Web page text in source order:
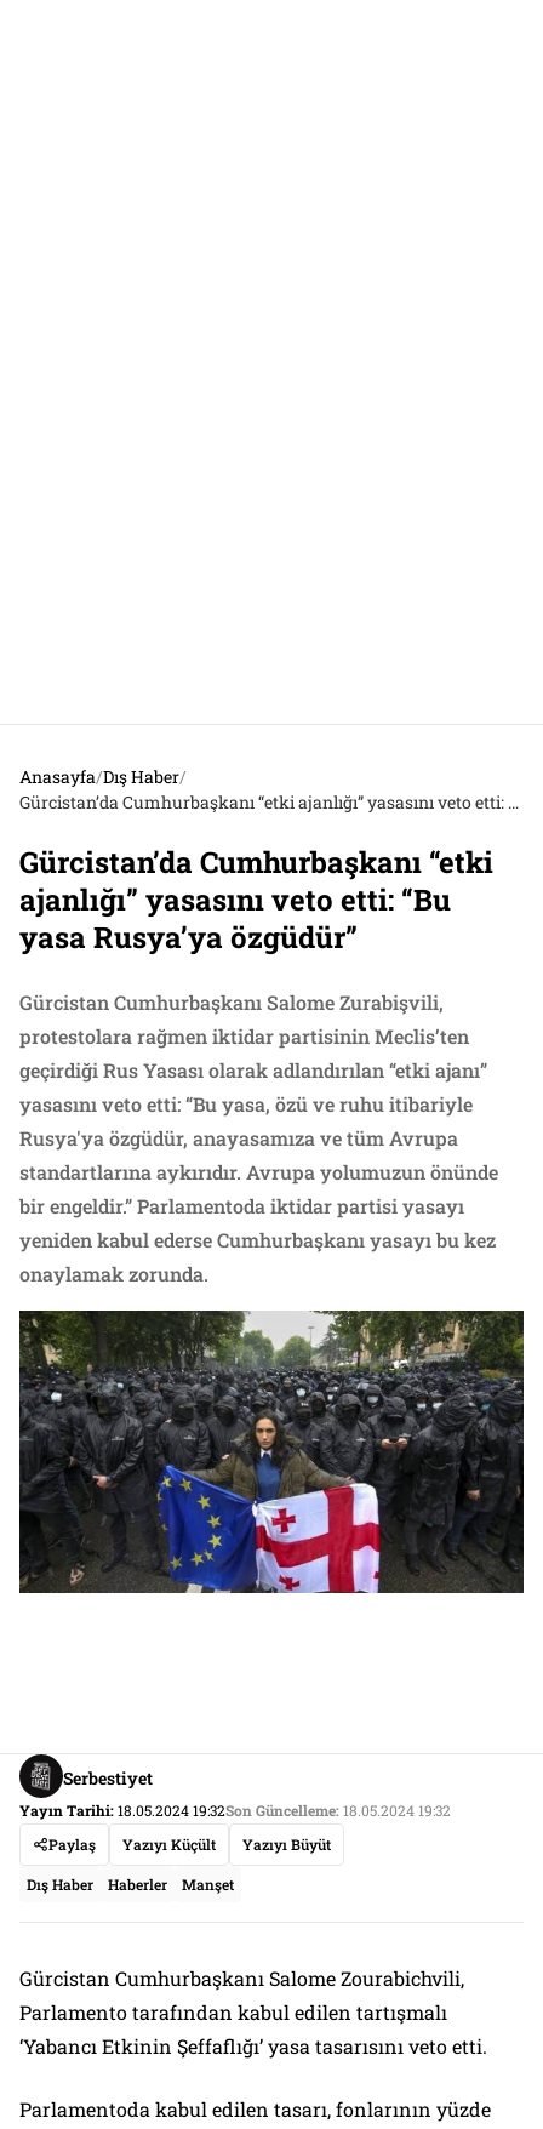
Anasayfa/Dış Haber/
Gürcistan’da Cumhurbaşkanı “etki ajanlığı” yasasını veto etti: “Bu yasa Rusya’ya özgüdür”
Gürcistan’da Cumhurbaşkanı “etki
ajanlığı” yasasını veto etti: “Bu
yasa Rusya’ya özgüdür”
Gürcistan Cumhurbaşkanı Salome Zurabişvili,
protestolara rağmen iktidar partisinin Meclis’ten
geçirdiği Rus Yasası olarak adlandırılan “etki ajanı”
yasasını veto etti: “Bu yasa, özü ve ruhu itibariyle
Rusya'ya özgüdür, anayasamıza ve tüm Avrupa
standartlarına aykırıdır. Avrupa yolumuzun önünde
bir engeldir.” Parlamentoda iktidar partisi yasayı
yeniden kabul ederse Cumhurbaşkanı yasayı bu kez
onaylamak zorunda.
Serbestiyet
Yayın Tarihi:18.05.2024 19:32Son Güncelleme:18.05.2024 19:32
Paylaş
Yazıyı Küçült Yazıyı Büyüt
Dış Haber Haberler Manşet
Gürcistan Cumhurbaşkanı Salome Zourabichvili,
Parlamento tarafından kabul edilen tartışmalı
‘Yabancı Etkinin Şeffaflığı’ yasa tasarısını veto etti.
Parlamentoda kabul edilen tasarı, fonlarının yüzde